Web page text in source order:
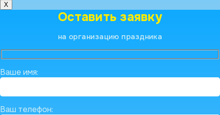
X
Оставить заявку
на организацию праздника
Ваше имя:
Ваш телефон: